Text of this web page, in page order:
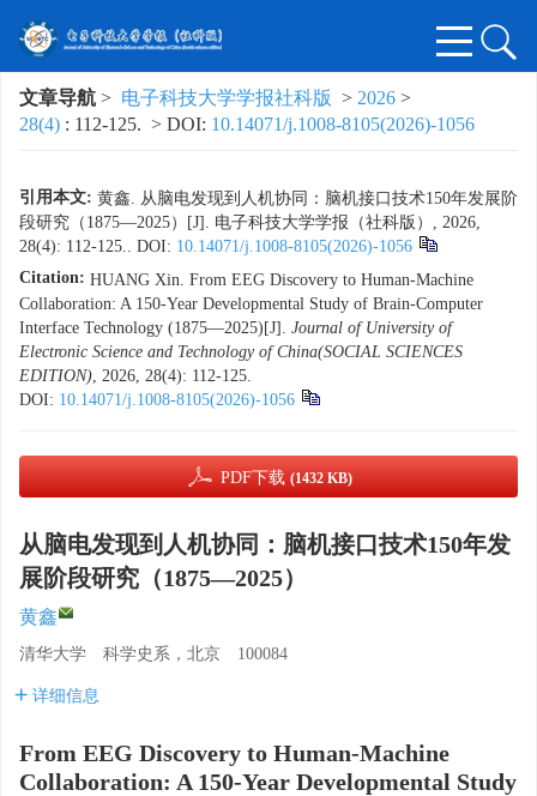
文章导航 > 电子科技大学学报社科版 > 2026 >
28(4) : 112-125. > DOI: 10.14071/j.1008-8105(2026)-1056
引用本文: 黄鑫. 从脑电发现到人机协同：脑机接口技术150年发展阶
段研究（1875—2025）[J]. 电子科技大学学报（社科版）, 2026,
28(4): 112-125.. DOI: 10.14071/j.1008-8105(2026)-1056
Citation: HUANG Xin. From EEG Discovery to Human-Machine
Collaboration: A 150-Year Developmental Study of Brain-Computer
Interface Technology (1875—2025)[J]. Journal of University of
Electronic Science and Technology of China(SOCIAL SCIENCES
EDITION), 2026, 28(4): 112-125.
DOI: 10.14071/j.1008-8105(2026)-1056
PDF下载 (1432 KB)
从脑电发现到人机协同：脑机接口技术150年发
展阶段研究（1875—2025）
黄鑫
清华大学 科学史系，北京 100084
详细信息
From EEG Discovery to Human-Machine
Collaboration: A 150-Year Developmental Study